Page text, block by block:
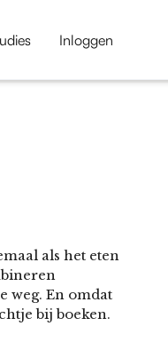
Inloggen
als het eten
weg. En omdat
bij boeken.